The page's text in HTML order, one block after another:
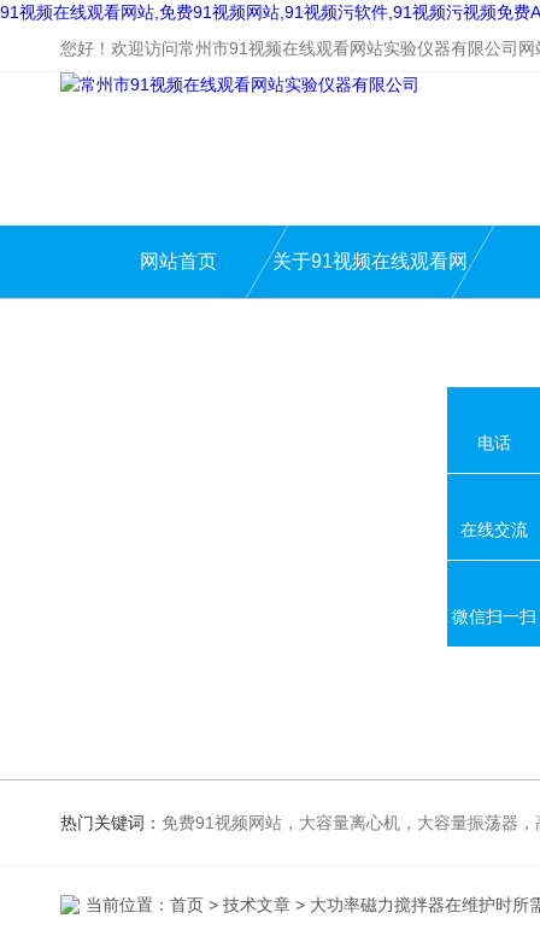
91视频在线观看网站,免费91视频网站,91视频污软件,91视频污视频免费
您好！欢迎访问常州市91视频在线观看网站实验仪器有限公司网
网站首页 关于91视频在线观看网
热门关键词： 免费91视频网站，大容量离心机，大容量振荡器，高速冷冻离心机，生化、光照、振荡培养箱，磁力搅拌器，
当前位置： 首页 > 技术文章 > 大功率磁力搅拌器在维护时所
电话
在线交流
微信扫一扫